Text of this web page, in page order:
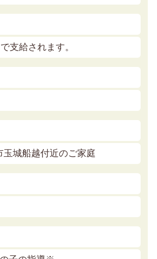
支給されます。
玉城船越付近のご家庭